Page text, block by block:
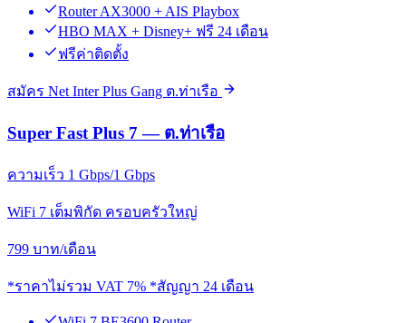
Router AX3000 + AIS Playbox
HBO MAX + Disney+ ฟรี 24 เดือน
ฟรีค่าติดตั้ง
สมัคร Net Inter Plus Gang ต.ท่าเรือ
Super Fast Plus 7 — ต.ท่าเรือ
ความเร็ว 1 Gbps/1 Gbps
WiFi 7 เต็มพิกัด ครอบครัวใหญ่
799 บาท/เดือน
*ราคาไม่รวม VAT 7% *สัญญา 24 เดือน